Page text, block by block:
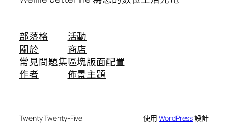
部落格
關於
常見問題集
作者
活動
商店
區塊版面配置
佈景主題
Twenty Twenty-Five 使用WordPress設計